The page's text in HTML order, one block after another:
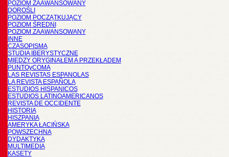
POZIOM ZAAWANSOWANY
DOROŚLI
POZIOM POCZĄTKUJĄCY
POZIOM ŚREDNI
POZIOM ZAAWANSOWANY
INNE
CZASOPISMA
STUDIA IBERYSTYCZNE
MIĘDZY ORYGINAŁEM A PRZEKŁADEM
PUNTOyCOMA
LAS REVISTAS ESPANOLAS
LA REVISTA ESPAÑOLA
ESTUDIOS HISPANICOS
ESTUDIOS LATINOAMERICANOS
REVISTA DE OCCIDENTE
HISTORIA
HISZPANIA
AMERYKA ŁACIŃSKA
POWSZECHNA
DYDAKTYKA
MULTIMEDIA
KASETY